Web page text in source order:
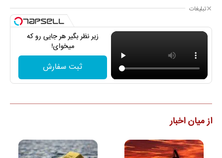
تبلیغات
زیر نظر بگیر هر جایی رو که
میخوای!
ثبت سفارش
از میان اخبار